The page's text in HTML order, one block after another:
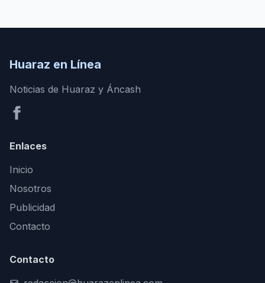
Huaraz en Línea
Noticias de Huaraz y Áncash
Enlaces
Inicio
Nosotros
Publicidad
Contacto
Contacto